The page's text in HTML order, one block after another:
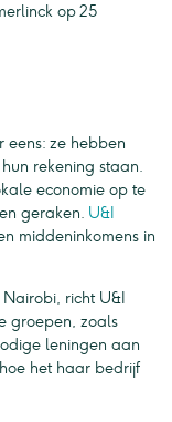
op 25
eens: ze hebben
rekening staan.
economie op te
geraken. U&I
middeninkomens in
richt U&I
groepen, zoals
leningen aan
het haar bedrijf